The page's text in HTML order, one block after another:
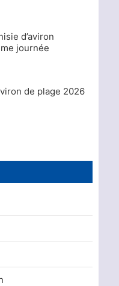
d’aviron
journée
de plage 2026